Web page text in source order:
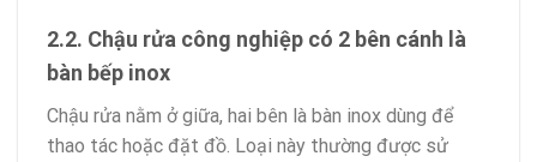
2.2. Chậu rửa công nghiệp có 2 bên cánh là
bàn bếp inox
Chậu rửa nằm ở giữa, hai bên là bàn inox dùng để
thao tác hoặc đặt đồ. Loại này thường được sử